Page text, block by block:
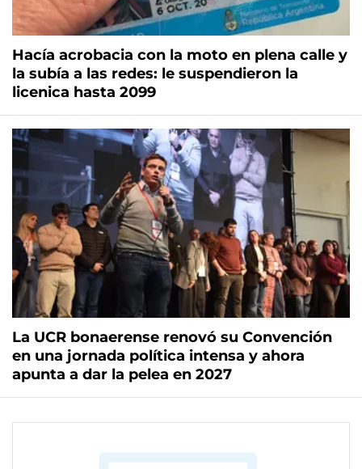
Hacía acrobacia con la moto en plena calle y
la subía a las redes: le suspendieron la
licenica hasta 2099
La UCR bonaerense renovó su Convención
en una jornada política intensa y ahora
apunta a dar la pelea en 2027